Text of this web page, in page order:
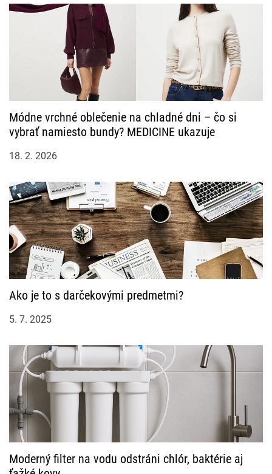
Módne vrchné oblečenie na chladné dni – čo si
vybrať namiesto bundy? MEDICINE ukazuje
18. 2. 2026
Ako je to s darčekovými predmetmi?
5. 7. 2025
Moderný filter na vodu odstráni chlór, baktérie aj